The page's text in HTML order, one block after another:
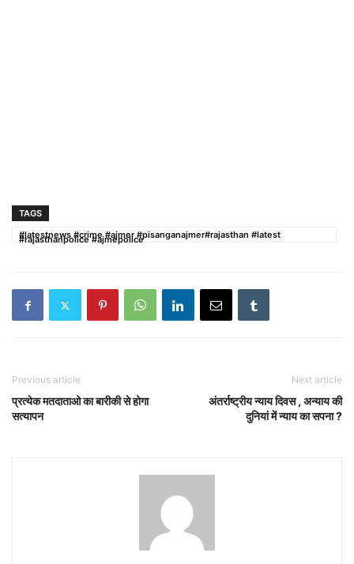
TAGS
#latestnews #crime #ajmer #pisanganajmer#rajasthan #latest
#rajasthanpolice #ajmepolice
Previous article
प्रत्येक मतदाताओ का बारीकी से होगा
सत्यापन
Next article
अंतर्राष्ट्रीय न्याय दिवस , अन्याय की
दुनियां में न्याय का सपना ?